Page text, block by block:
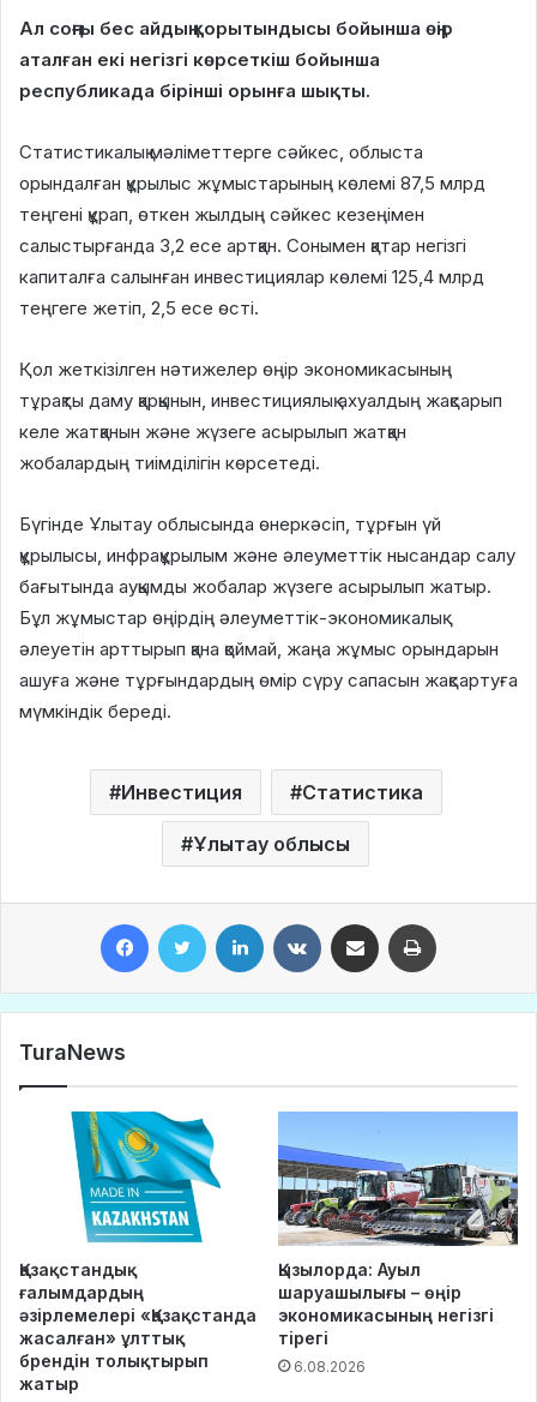
Ал соңғы бес айдың қорытындысы бойынша өңір
аталған екі негізгі көрсеткіш бойынша
республикада бірінші орынға шықты.
Статистикалық мәліметтерге сәйкес, облыста
орындалған құрылыс жұмыстарының көлемі 87,5 млрд
теңгені құрап, өткен жылдың сәйкес кезеңімен
салыстырғанда 3,2 есе артқан. Сонымен қатар негізгі
капиталға салынған инвестициялар көлемі 125,4 млрд
теңгеге жетіп, 2,5 есе өсті.
Қол жеткізілген нәтижелер өңір экономикасының
тұрақты даму қарқынын, инвестициялық ахуалдың жақсарып
келе жатқанын және жүзеге асырылып жатқан
жобалардың тиімділігін көрсетеді.
Бүгінде Ұлытау облысында өнеркәсіп, тұрғын үй
құрылысы, инфрақұрылым және әлеуметтік нысандар салу
бағытында ауқымды жобалар жүзеге асырылып жатыр.
Бұл жұмыстар өңірдің әлеуметтік-экономикалық
әлеуетін арттырып қана қоймай, жаңа жұмыс орындарын
ашуға және тұрғындардың өмір сүру сапасын жақсартуға
мүмкіндік береді.
Инвестиция Статистика
Ұлытау облысы
TuraNews
Қазақстандық
ғалымдардың
әзірлемелері «Қазақстанда
жасалған» ұлттық
брендін толықтырып
жатыр
Қызылорда: Ауыл
шаруашылығы – өңір
экономикасының негізгі
тірегі
6.08.2026